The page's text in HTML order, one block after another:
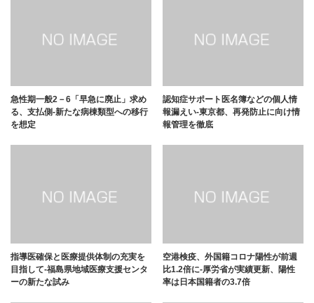
急性期一般2－6「早急に廃止」求め
る、支払側-新たな病棟類型への移行
を想定
認知症サポート医名簿などの個人情
報漏えい-東京都、再発防止に向け情
報管理を徹底
指導医確保と医療提供体制の充実を
目指して-福島県地域医療支援センタ
ーの新たな試み
空港検疫、外国籍コロナ陽性が前週
比1.2倍に-厚労省が実績更新、陽性
率は日本国籍者の3.7倍